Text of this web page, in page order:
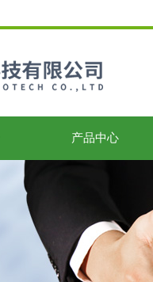
产品中心